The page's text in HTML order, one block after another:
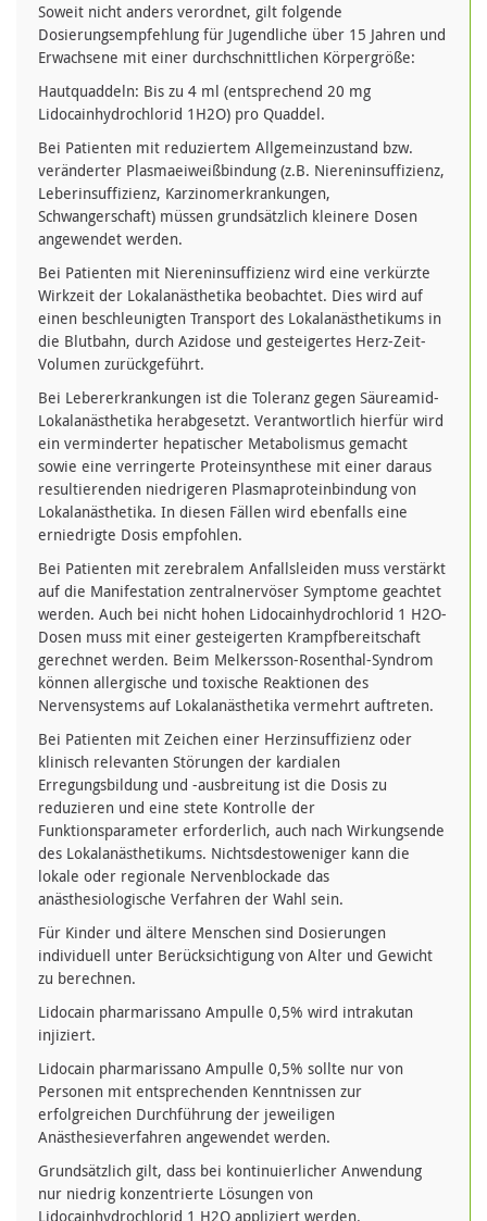
Soweit nicht anders verordnet, gilt folgende
Dosierungsempfehlung für Jugendliche über 15 Jahren und
Erwachsene mit einer durchschnittlichen Körpergröße:
Hautquaddeln: Bis zu 4 ml (entsprechend 20 mg
Lidocainhydrochlorid 1H2O) pro Quaddel.
Bei Patienten mit reduziertem Allgemeinzustand bzw.
veränderter Plasmaeiweißbindung (z.B. Niereninsuffizienz,
Leberinsuffizienz, Karzinomerkrankungen,
Schwangerschaft) müssen grundsätzlich kleinere Dosen
angewendet werden.
Bei Patienten mit Niereninsuffizienz wird eine verkürzte
Wirkzeit der Lokalanästhetika beobachtet. Dies wird auf
einen beschleunigten Transport des Lokalanästhetikums in
die Blutbahn, durch Azidose und gesteigertes Herz-Zeit-
Volumen zurückgeführt.
Bei Lebererkrankungen ist die Toleranz gegen Säureamid-
Lokalanästhetika herabgesetzt. Verantwortlich hierfür wird
ein verminderter hepatischer Metabolismus gemacht
sowie eine verringerte Proteinsynthese mit einer daraus
resultierenden niedrigeren Plasmaproteinbindung von
Lokalanästhetika. In diesen Fällen wird ebenfalls eine
erniedrigte Dosis empfohlen.
Bei Patienten mit zerebralem Anfallsleiden muss verstärkt
auf die Manifestation zentralnervöser Symptome geachtet
werden. Auch bei nicht hohen Lidocainhydrochlorid 1 H2O-
Dosen muss mit einer gesteigerten Krampfbereitschaft
gerechnet werden. Beim Melkersson-Rosenthal-Syndrom
können allergische und toxische Reaktionen des
Nervensystems auf Lokalanästhetika vermehrt auftreten.
Bei Patienten mit Zeichen einer Herzinsuffizienz oder
klinisch relevanten Störungen der kardialen
Erregungsbildung und -ausbreitung ist die Dosis zu
reduzieren und eine stete Kontrolle der
Funktionsparameter erforderlich, auch nach Wirkungsende
des Lokalanästhetikums. Nichtsdestoweniger kann die
lokale oder regionale Nervenblockade das
anästhesiologische Verfahren der Wahl sein.
Für Kinder und ältere Menschen sind Dosierungen
individuell unter Berücksichtigung von Alter und Gewicht
zu berechnen.
Lidocain pharmarissano Ampulle 0,5% wird intrakutan
injiziert.
Lidocain pharmarissano Ampulle 0,5% sollte nur von
Personen mit entsprechenden Kenntnissen zur
erfolgreichen Durchführung der jeweiligen
Anästhesieverfahren angewendet werden.
Grundsätzlich gilt, dass bei kontinuierlicher Anwendung
nur niedrig konzentrierte Lösungen von
Lidocainhydrochlorid 1 H2O appliziert werden.